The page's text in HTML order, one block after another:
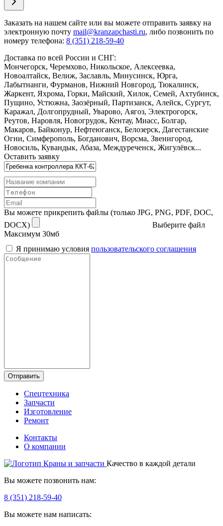
Заказать на нашем сайте или вы можете отправить заявку на
электронную почту mail@kranzapchasti.ru, либо позвонить по
номеру телефона: 8 (351) 218-59-40
Доставка по всей России и СНГ:
Мончегорск, Черемхово, Никольское, Алексеевка,
Новоалтайск, Велиж, Заславль, Минусинск, Юрга,
Лабытнанги, Фурманов, Нижний Новгород, Тюкалинск,
Жаркент, Яхрома, Горки, Майский, Хилок, Семей, Ахтубинск,
Пущино, Устюжна, Заозёрный, Партизанск, Алейск, Сургут,
Каражал, Долгопрудный, Уварово, Аягоз, Электрогорск,
Реутов, Наровля, Новогрудок, Кентау, Миасс, Болгар,
Макаров, Байконур, Нефтеюганск, Белозерск, Дагестанские
Огни, Симферополь, Богданович, Ворсма, Звенигород,
Новосиль, Кувандык, Абаза, Междуреченск, Жигулёвск...
Оставить заявку
Вы можете прикрепить файлы (только JPG, PNG, PDF, DOC,
DOCX)
Выберите файл
Максимум 30мб
Я принимаю условия пользовательского соглашения
Отправить
Спецтехника
Запчасти
Изготовление
Ремонт
Контакты
О компании
Качество в каждой детали
Вы можете позвонить нам:
8 (351) 218-59-40
Вы можете нам написать: